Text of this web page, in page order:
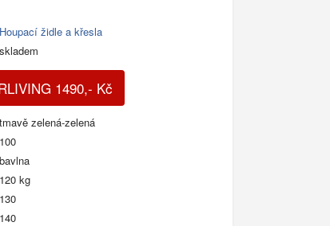
Houpací židle a křesla
skladem
1490,- Kč
tmavě zelená-zelená
100
bavlna
120 kg
130
140